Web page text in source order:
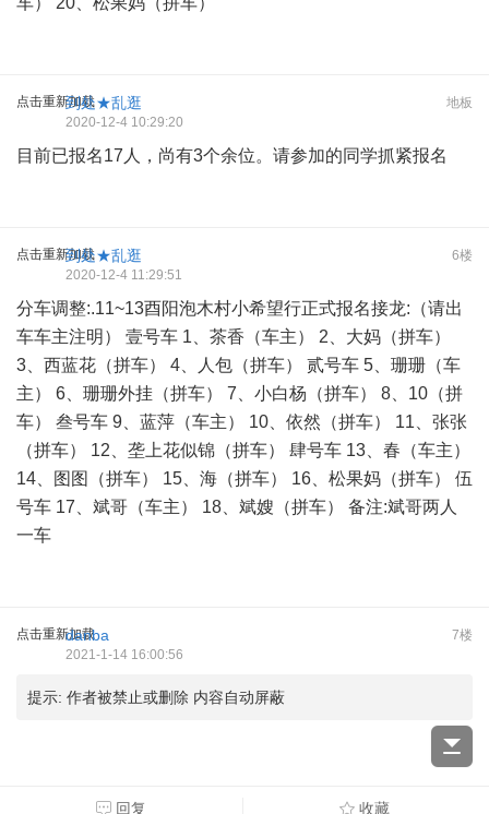
点击重新加载 地板
到处★乱逛
2020-12-4 10:29:20
目前已报名17人，尚有3个余位。请参加的同学抓紧报名
点击重新加载 6楼
到处★乱逛
2020-12-4 11:29:51
分车调整:.11~13酉阳泡木村小希望行正式报名接龙:（请出
车车主注明） 壹号车 1、茶香（车主） 2、大妈（拼车）
3、西蓝花（拼车） 4、人包（拼车） 贰号车 5、珊珊（车
主） 6、珊珊外挂（拼车） 7、小白杨（拼车） 8、10（拼
车） 叁号车 9、蓝萍（车主） 10、依然（拼车） 11、张张
（拼车） 12、垄上花似锦（拼车） 肆号车 13、春（车主）
14、图图（拼车） 15、海（拼车） 16、松果妈（拼车） 伍
号车 17、斌哥（车主） 18、斌嫂（拼车） 备注:斌哥两人
一车
点击重新加载 7楼
danba
2021-1-14 16:00:56
提示: 作者被禁止或删除 内容自动屏蔽
回复 收藏